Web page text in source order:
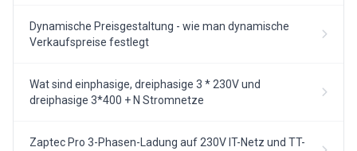
Dynamische Preisgestaltung - wie man dynamische
Verkaufspreise festlegt
Wat sind einphasige, dreiphasige 3 * 230V und
dreiphasige 3*400 + N Stromnetze
Zaptec Pro 3-Phasen-Ladung auf 230V IT-Netz und TT-